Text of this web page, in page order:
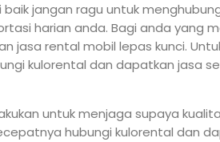
jangan ragu untuk
harian anda. Bagi anda yang
jasa rental mobil lepas kunci.
kulorental dan dapatkan jasa
untuk menjaga supaya
hubungi kulorental dan